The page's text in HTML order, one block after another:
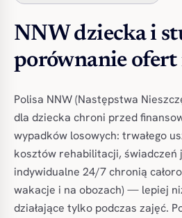
NNW dziecka i
porównanie
Polisa NNW (Następstwa
dla dziecka chroni przed
wypadków losowych: trwałego
kosztów rehabilitacji, świadczeń
indywidualne 24/7 chronią
wakacje i na obozach) — lepiej
działające tylko podczas zajęć.